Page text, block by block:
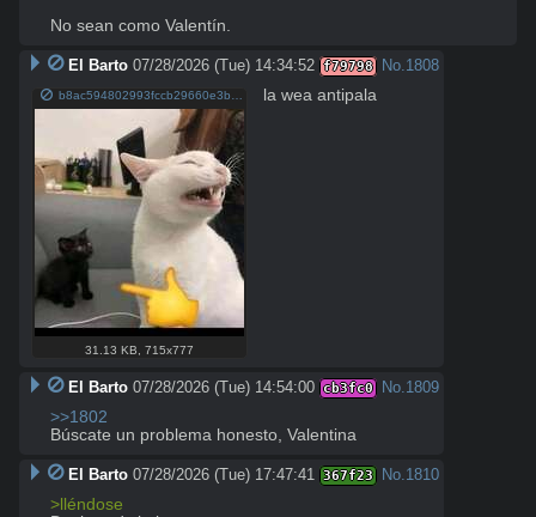
No sean como Valentín.
El Barto 07/28/2026 (Tue) 14:34:52 f79798 No. 1808
31.13 KB ,715x777
la wea antipala
El Barto 07/28/2026 (Tue) 14:54:00 cb3fc0 No. 1809
>>1802
Búscate un problema honesto, Valentina
El Barto 07/28/2026 (Tue) 17:47:41 367f23 No. 1810
>lléndose